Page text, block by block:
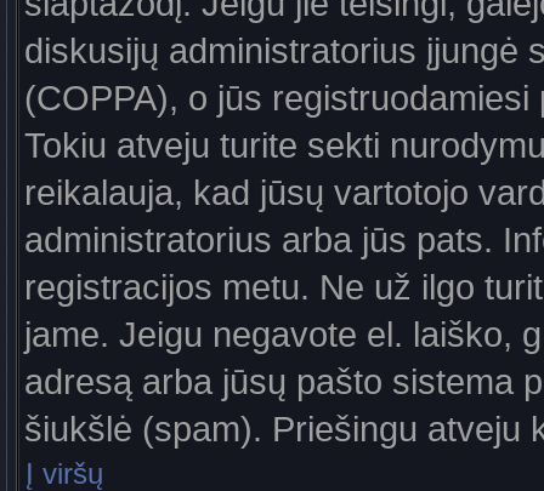
diskusijų administratorius įjungė
(COPPA), o jūs
Tokiu atveju turite sekti
reikalauja, kad jūsų vartotojo
administratorius arba jūs pats.
registracijos metu. Ne už ilgo
jame. Jeigu negavote el. laiško,
adresą arba jūsų pašto sistema
šiukšlė (spam). Priešingu atveju
Į viršų